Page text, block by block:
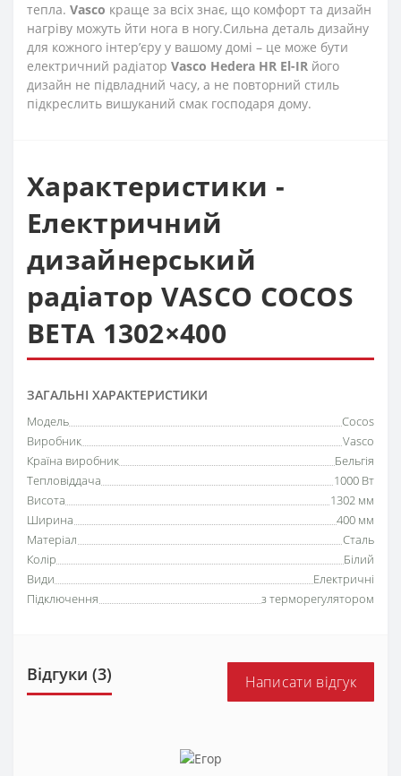
тепла. Vasco краще за всіх знає, що комфорт та дизайн
нагріву можуть йти нога в ногу.Сильна деталь дизайну
для кожного інтер’єру у вашому домі – це може бути
електричний радіатор Vasco Hedera HR El-IR його
дизайн не підвладний часу, а не повторний стиль
підкреслить вишуканий смак господаря дому.
Характеристики -
Електричний
дизайнерський
радіатор VASCO COCOS
BETA 1302×400
ЗАГАЛЬНІ ХАРАКТЕРИСТИКИ
Модель
Cocos
Виробник
Vasco
Країна виробник
Бельгія
Тепловіддача
1000 Вт
Висота
1302 мм
Ширина
400 мм
Матеріал
Сталь
Колір
Білий
Види
Електричні
Підключення
з терморегулятором
Відгуки (3) Написати відгук